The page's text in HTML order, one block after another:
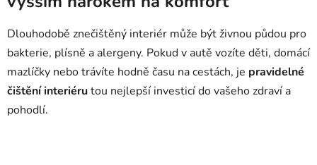
Dlouhodobě znečištěný interiér může být živnou půdou pro
bakterie, plísně a alergeny. Pokud v autě vozíte děti, domácí
mazlíčky nebo trávíte hodně času na cestách, je pravidelné
čištění interiérutou nejlepší investicí do vašeho zdraví a
pohodlí.